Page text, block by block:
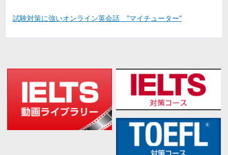
試験対策に強いオンライン英会話 ”マイチューター”